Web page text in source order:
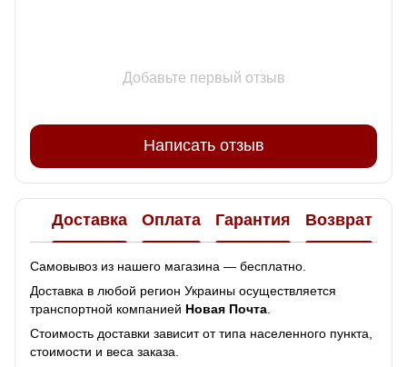
Добавьте первый отзыв
Написать отзыв
Доставка Оплата Гарантия Возврат
Самовывоз из нашего магазина — бесплатно.
Доставка в любой регион Украины осуществляется
транспортной компанией Новая Почта
Стоимость доставки зависит от типа населенного пункта,
стоимости и веса заказа.